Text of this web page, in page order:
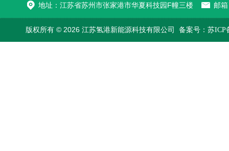
地址：江苏省苏州市张家港市华夏科技园F幢三楼 邮
版权所有 © 2026 江苏氢港新能源科技有限公司 备案号：苏ICP